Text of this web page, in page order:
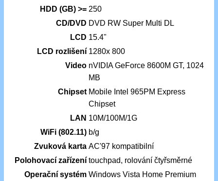
HDD (GB) >= 250
CD/DVD DVD RW Super Multi DL
LCD 15.4"
LCD rozlišení 1280x 800
Video nVIDIA GeForce 8600M GT, 1024
MB
Chipset Mobile Intel 965PM Express
Chipset
LAN 10M/100M/1G
WiFi (802.11) b/g
Zvuková karta AC'97 kompatibilní
Polohovací zařízení touchpad, rolování čtyřsměrné
Operační systém Windows Vista Home Premium